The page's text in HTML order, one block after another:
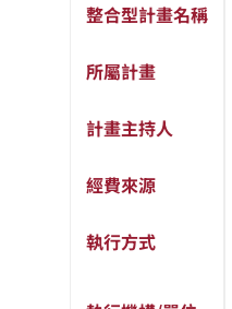
整合型計畫名稱
所屬計畫
計畫主持人
經費來源
執行方式